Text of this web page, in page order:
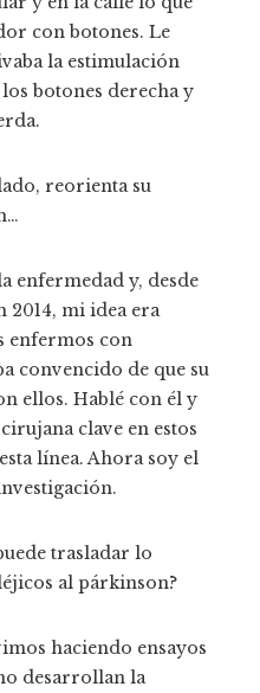
con botones. Le
la estimulación
botones derecha y
reorienta su
enfermedad y, desde
2014, mi idea era
enfermos con
convencido de que su
ellos. Hablé con él y
clave en estos
línea. Ahora soy el
trasladar lo
al párkinson?
haciendo ensayos
desarrollan la